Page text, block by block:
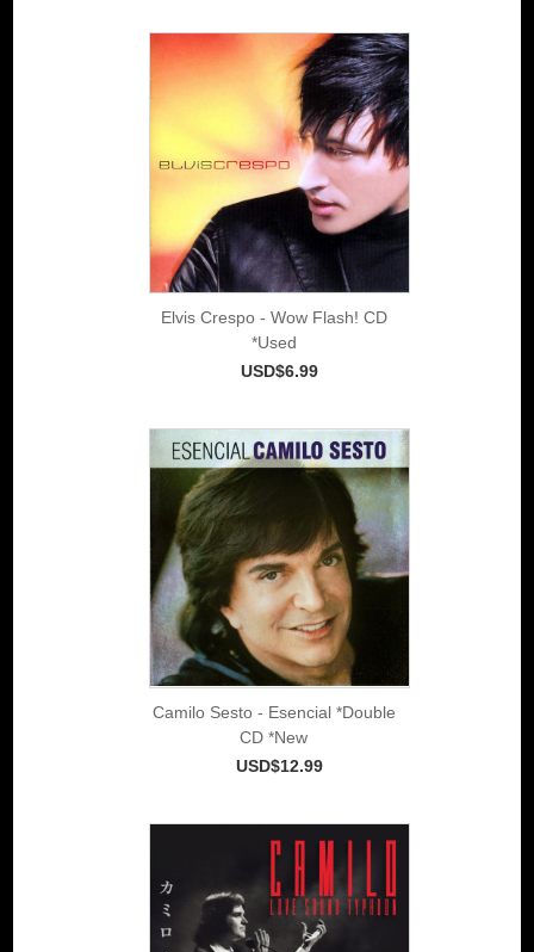
Elvis Crespo - Wow Flash! CD
*Used
USD$6.99
Camilo Sesto - Esencial *Double
CD *New
USD$12.99